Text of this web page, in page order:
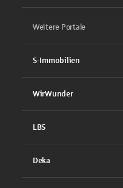
Weitere Portale
S-Immobilien
WirWunder
LBS
Deka